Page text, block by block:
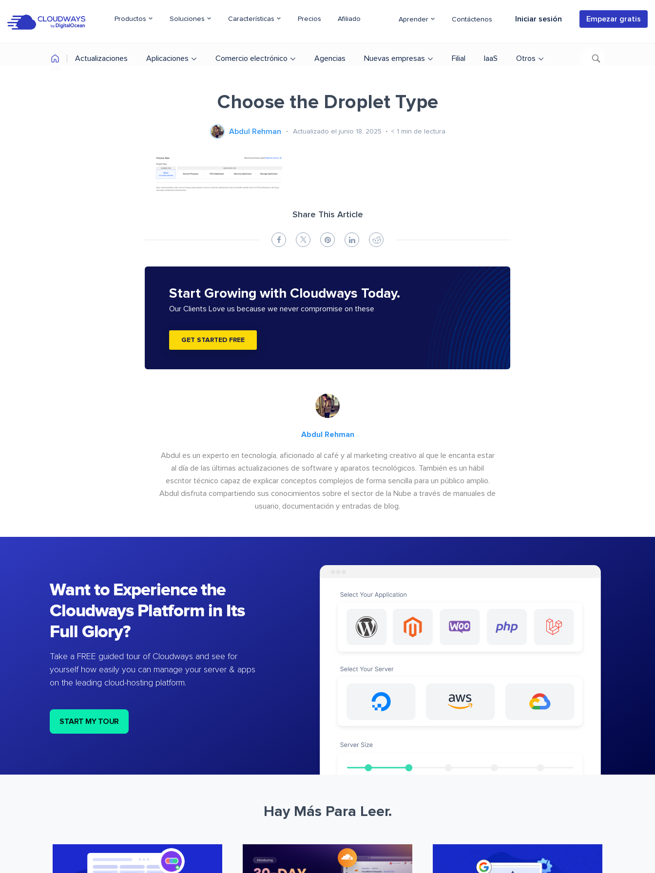
Productos Soluciones Características Precios Afiliado Aprender Contáctenos Iniciar sesión Empezar gratis
Actualizaciones Aplicaciones Comercio electrónico Agencias Nuevas empresas Filial IaaS Otros
Choose the Droplet Type
Abdul Rehman Actualizado el junio 18, 2025 < 1 min de lectura
Share This Article
Start Growing with Cloudways Today.
Our Clients Love us because we never compromise on these
GET STARTED FREE
Abdul Rehman
Abdul es un experto en tecnología, aficionado al café y al marketing creativo al que le encanta estar
al día de las últimas actualizaciones de software y aparatos tecnológicos. También es un hábil
escritor técnico capaz de explicar conceptos complejos de forma sencilla para un público amplio.
Abdul disfruta compartiendo sus conocimientos sobre el sector de la Nube a través de manuales de
usuario, documentación y entradas de blog.
Want to Experience the
Cloudways Platform in Its
Full Glory?
Take a FREE guided tour of Cloudways and see for
yourself how easily you can manage your server & apps
on the leading cloud-hosting platform.
START MY TOUR
Hay Más Para Leer.